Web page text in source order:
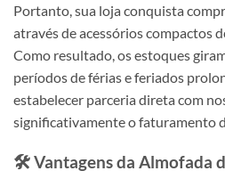
Portanto, sua loja conquista
através de acessórios compactos
Como resultado, os estoques
períodos de férias e feriados
estabelecer parceria direta com
significativamente o faturamento
🛠️ Vantagens da Almofada